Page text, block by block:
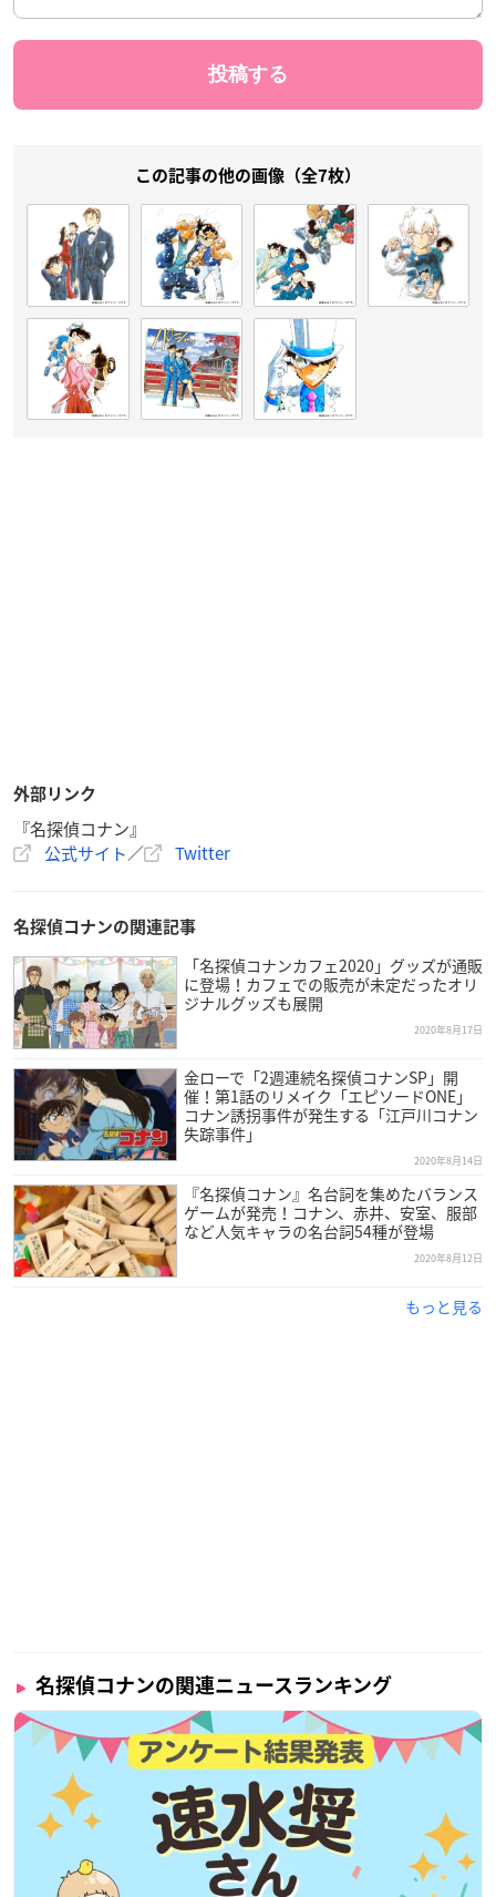
この記事の他の画像（全7枚）
外部リンク
『名探偵コナン』
公式サイト／ Twitter
名探偵コナンの関連記事
「名探偵コナンカフェ2020」グッズが通販
に登場！カフェでの販売が未定だったオリ
ジナルグッズも展開
2020年8月17日
金ローで「2週連続名探偵コナンSP」開
催！第1話のリメイク「エピソードONE」
コナン誘拐事件が発生する「江戸川コナン
失踪事件」
2020年8月14日
『名探偵コナン』名台詞を集めたバランス
ゲームが発売！コナン、赤井、安室、服部
など人気キャラの名台詞54種が登場
2020年8月12日
もっと見る
名探偵コナンの関連ニュースランキング